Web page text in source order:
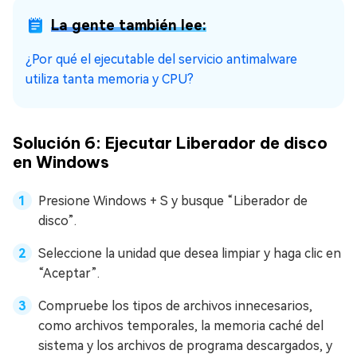
La gente también lee:
¿Por qué el ejecutable del servicio antimalware
utiliza tanta memoria y CPU?
Solución 6: Ejecutar Liberador de disco
en Windows
Presione Windows + S y busque “Liberador de
disco”.
Seleccione la unidad que desea limpiar y haga clic en
“Aceptar”.
Compruebe los tipos de archivos innecesarios,
como archivos temporales, la memoria caché del
sistema y los archivos de programa descargados, y